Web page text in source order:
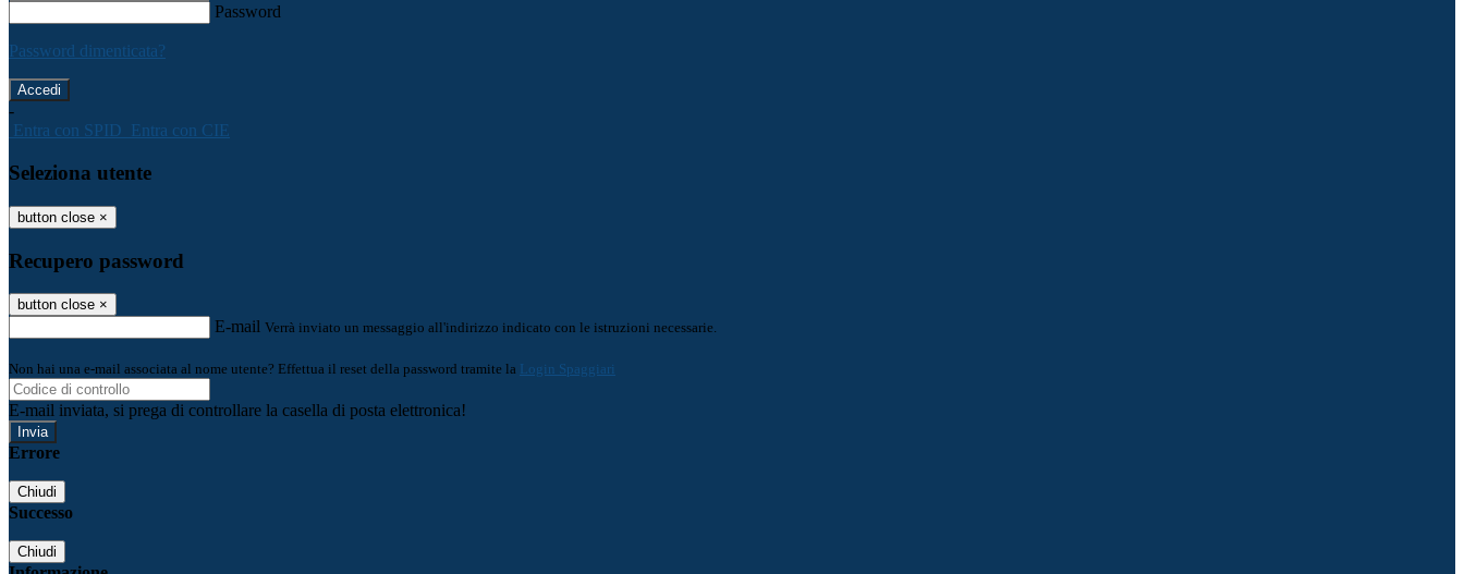
Password
Password dimenticata?
-
Entra con SPID Entra con CIE
Seleziona utente
button close ×
Recupero password
button close ×
E-mail Verrà inviato un messaggio all'indirizzo indicato con le istruzioni necessarie.
Non hai una e-mail associata al nome utente? Effettua il reset della password tramite la Login Spaggiari
E-mail inviata, si prega di controllare la casella di posta elettronica!
Errore
Chiudi
Successo
Chiudi